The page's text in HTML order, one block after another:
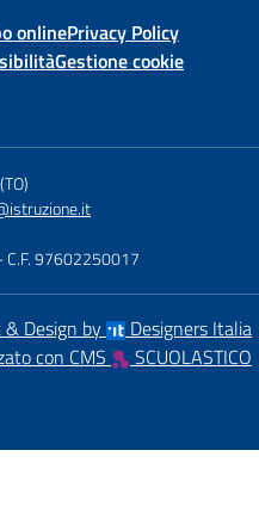
onlinePrivacy Policy
Gestione cookie
C.F. 97602250017
& Design by
Designers Italia
con CMS
SCUOLASTICO